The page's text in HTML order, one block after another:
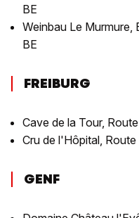
BE
Weinbau Le
BE
FREIBURG
Cave de la Tour,
Cru de l'Hôpital,
GENF